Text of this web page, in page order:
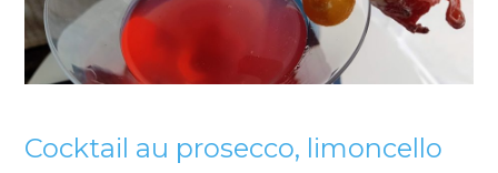
Cocktail au prosecco, limoncello